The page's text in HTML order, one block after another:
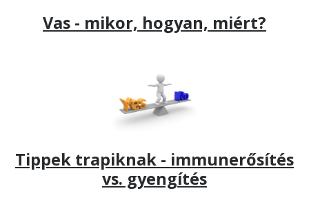
Vas - mikor, hogyan, miért?
Tippek trapiknak - immunerősítés
vs. gyengítés